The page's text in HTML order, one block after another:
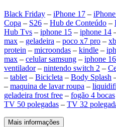
Black Friday – iPhone 17 –
Copa – S26 – Hub de Conteúdo –
Hub Tvs – iphone 15 – iphone 14
max – geladeira – poco x7 pro –
protein – microondas – kindle –
max – celular samsung – iphone
ventilador– nintendo switch 2 –
– tablet – Bicicleta – Body Splash
– maquina de lavar roupa –
geladeira frost free – fogão 4 bocas
TV 50 polegadas – TV 32
Mais informações